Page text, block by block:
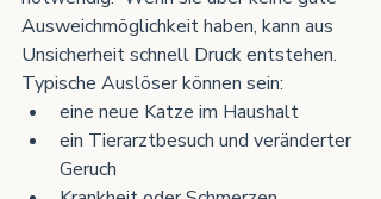
Ausweichmöglichkeit haben, kann aus
Unsicherheit schnell Druck entstehen.
Typische Auslöser können sein:
eine neue Katze im Haushalt
ein Tierarztbesuch und veränderter
Geruch